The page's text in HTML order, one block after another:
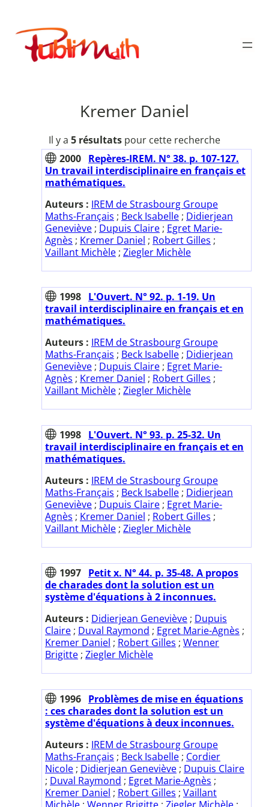
contenu
Publimath
Kremer Daniel
Il y a 5 résultats pour cette recherche
2000 Repères-IREM. N° 38. p. 107-127.
Un travail interdisciplinaire en français et
mathématiques.
Auteurs : IREM de Strasbourg Groupe
Maths-Français ; Beck Isabelle ; Didierjean
Geneviève ; Dupuis Claire ; Egret Marie-
Agnès ; Kremer Daniel ; Robert Gilles ;
Vaillant Michèle ; Ziegler Michèle
1998 L'Ouvert. N° 92. p. 1-19. Un
travail interdisciplinaire en français et en
mathématiques.
Auteurs : IREM de Strasbourg Groupe
Maths-Français ; Beck Isabelle ; Didierjean
Geneviève ; Dupuis Claire ; Egret Marie-
Agnès ; Kremer Daniel ; Robert Gilles ;
Vaillant Michèle ; Ziegler Michèle
1998 L'Ouvert. N° 93. p. 25-32. Un
travail interdisciplinaire en français et en
mathématiques.
Auteurs : IREM de Strasbourg Groupe
Maths-Français ; Beck Isabelle ; Didierjean
Geneviève ; Dupuis Claire ; Egret Marie-
Agnès ; Kremer Daniel ; Robert Gilles ;
Vaillant Michèle ; Ziegler Michèle
1997 Petit x. N° 44. p. 35-48. A propos
de charades dont la solution est un
système d'équations à 2 inconnues.
Auteurs : Didierjean Geneviève ; Dupuis
Claire ; Duval Raymond ; Egret Marie-Agnès ;
Kremer Daniel ; Robert Gilles ; Wenner
Brigitte ; Ziegler Michèle
1996 Problèmes de mise en équations
: ces charades dont la solution est un
système d'équations à deux inconnues.
Auteurs : IREM de Strasbourg Groupe
Maths-Français ; Beck Isabelle ; Cordier
Nicole ; Didierjean Geneviève ; Dupuis Claire
; Duval Raymond ; Egret Marie-Agnès ;
Kremer Daniel ; Robert Gilles ; Vaillant